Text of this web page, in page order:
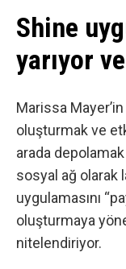
Shine
yarıyor
Marissa
oluşturmak ve
arada
sosyal ağ olarak
uygulamasını
oluşturmaya
nitelendiriyor.